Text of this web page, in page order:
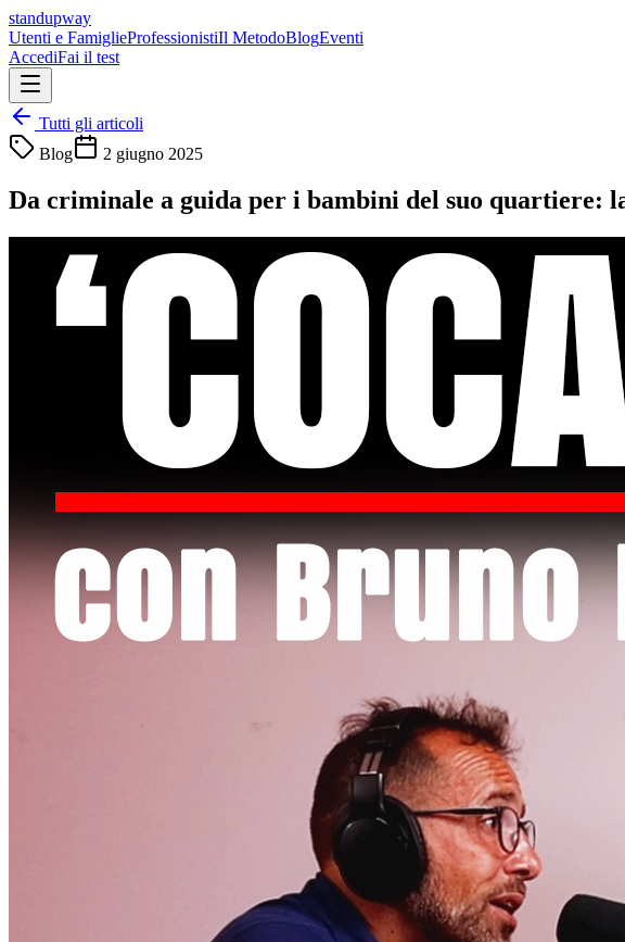
standupway
Utenti e FamiglieProfessionistiIl MetodoBlogEventi
AccediFai il test
Tutti gli articoli
Blog
2 giugno 2025
Da criminale a guida per i bambini del suo quartiere: